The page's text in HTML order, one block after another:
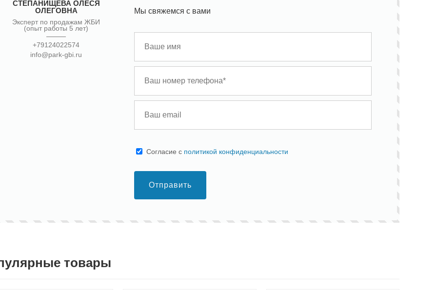
СТЕПАНИЩЕВА ОЛЕСЯ
ОЛЕГОВНА
Эксперт по продажам ЖБИ
(опыт работы 5 лет)
+79124022574
info@park-gbi.ru
Мы свяжемся с вами
Cогласие с политикой конфиденциальности
Отправить
товары